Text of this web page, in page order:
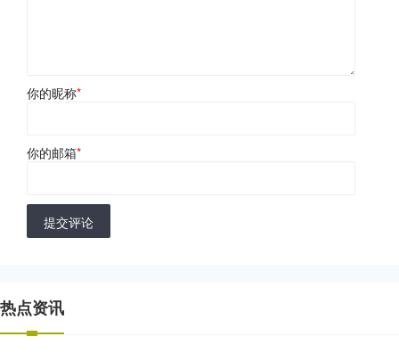
你的昵称*
你的邮箱*
提交评论
热点资讯